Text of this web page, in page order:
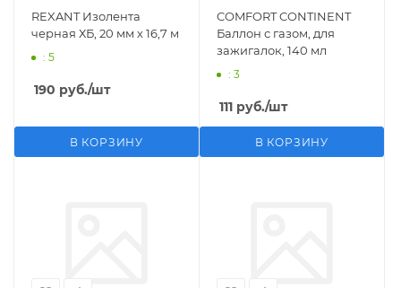
REXANT Изолента
черная ХБ, 20 мм х 16,7 м
: 5
190 руб./шт
В КОРЗИНУ
COMFORT CONTINENT
Баллон с газом, для
зажигалок, 140 мл
: 3
111 руб./шт
В КОРЗИНУ